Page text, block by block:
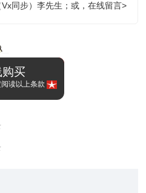
同步）李先生；或，在线留言>
购买
读以上条款